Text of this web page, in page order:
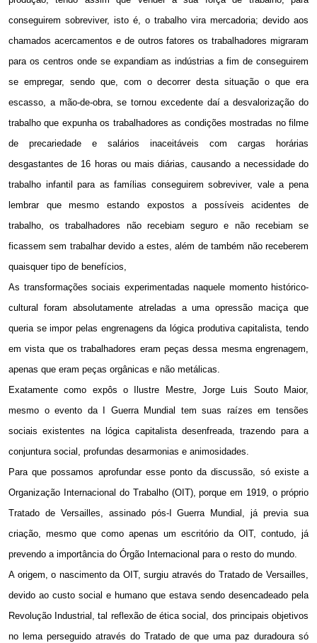
conseguirem sobreviver, isto é, o trabalho vira mercadoria; devido aos
chamados acercamentos e de outros fatores os trabalhadores migraram
para os centros onde se expandiam as indústrias a fim de conseguirem
se empregar, sendo que, com o decorrer desta situação o que era
escasso, a mão-de-obra, se tornou excedente daí a desvalorização do
trabalho que expunha os trabalhadores as condições mostradas no filme
de precariedade e salários inaceitáveis com cargas horárias
desgastantes de 16 horas ou mais diárias, causando a necessidade do
trabalho infantil para as famílias conseguirem sobreviver, vale a pena
lembrar que mesmo estando expostos a possíveis acidentes de
trabalho, os trabalhadores não recebiam seguro e não recebiam se
ficassem sem trabalhar devido a estes, além de também não receberem
quaisquer tipo de benefícios,
As transformações sociais experimentadas naquele momento histórico-
cultural foram absolutamente atreladas a uma opressão maciça que
queria se impor pelas engrenagens da lógica produtiva capitalista, tendo
em vista que os trabalhadores eram peças dessa mesma engrenagem,
apenas que eram peças orgânicas e não metálicas.
Exatamente como expôs o Ilustre Mestre, Jorge Luis Souto Maior,
mesmo o evento da I Guerra Mundial tem suas raízes em tensões
sociais existentes na lógica capitalista desenfreada, trazendo para a
conjuntura social, profundas desarmonias e animosidades.
Para que possamos aprofundar esse ponto da discussão, só existe a
Organização Internacional do Trabalho (OIT), porque em 1919, o próprio
Tratado de Versailles, assinado pós-I Guerra Mundial, já previa sua
criação, mesmo que como apenas um escritório da OIT, contudo, já
prevendo a importância do Órgão Internacional para o resto do mundo.
A origem, o nascimento da OIT, surgiu através do Tratado de Versailles,
devido ao custo social e humano que estava sendo desencadeado pela
Revolução Industrial, tal reflexão de ética social, dos principais objetivos
no lema perseguido através do Tratado de que uma paz duradoura só